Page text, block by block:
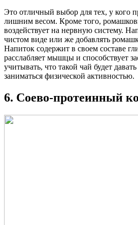
Это отличный выбор для тех, у кого
лишним весом. Кроме того,
воздействует на нервную систему.
чистом виде или же добавлять
Напиток содержит в своем составе
расслабляет мышцы и способствует
учитывать, что такой чай будет давать
заниматься физической активностью.
6. Соево-протеинный